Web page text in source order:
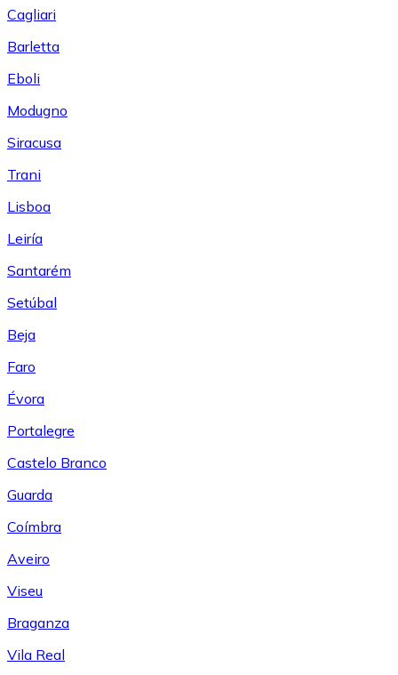
Cagliari
Barletta
Eboli
Modugno
Siracusa
Trani
Lisboa
Leiría
Santarém
Setúbal
Beja
Faro
Évora
Portalegre
Castelo Branco
Guarda
Coímbra
Aveiro
Viseu
Braganza
Vila Real